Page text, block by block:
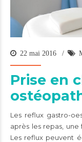
22 mai 2016
Prise en
Les reflux gastro-
après les repas,
Les reflux peuvent